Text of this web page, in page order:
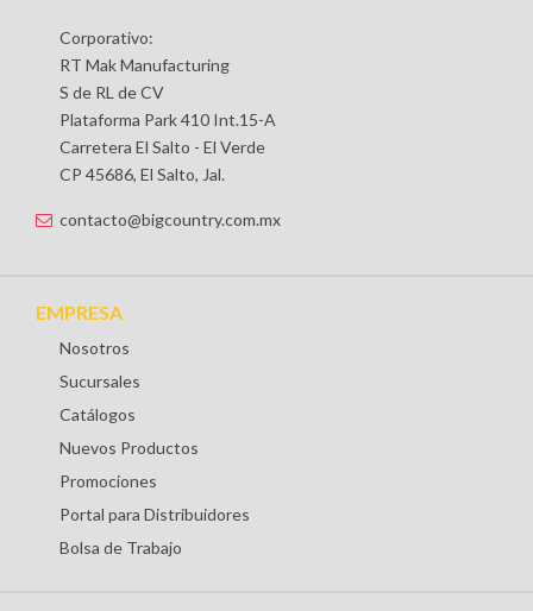
Corporativo:
RT Mak Manufacturing
S de RL de CV
Plataforma Park 410 Int.15-A
Carretera El Salto - El Verde
CP 45686, El Salto, Jal.
contacto@bigcountry.com.mx
EMPRESA
Nosotros
Sucursales
Catálogos
Nuevos Productos
Promociones
Portal para Distribuidores
Bolsa de Trabajo